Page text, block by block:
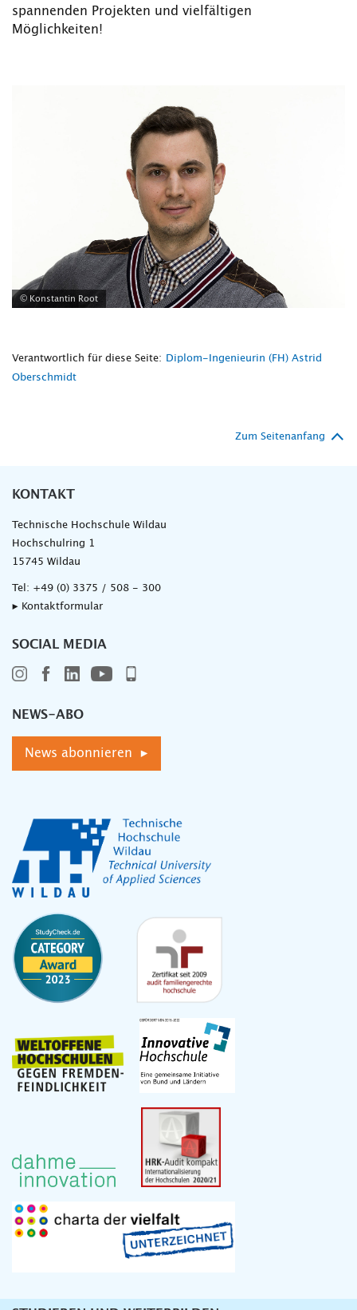
spannenden Projekten und vielfältigen
Möglichkeiten!
© Konstantin Root
Verantwortlich für diese Seite:
Diplom-Ingenieurin (FH) Astrid
Oberschmidt
Zum Seitenanfang
KONTAKT
Technische Hochschule Wildau
Hochschulring 1
15745 Wildau
Tel: +49 (0) 3375 / 508 - 300
▸ Kontaktformular
SOCIAL MEDIA
NEWS-ABO
News abonnieren ▸